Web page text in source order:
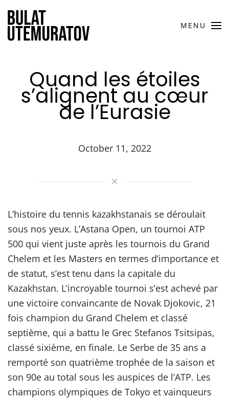
MENU
Quand les étoiles
s’alignent au cœur
de l’Eurasie
October 11, 2022
L’histoire du tennis kazakhstanais se déroulait
sous nos yeux. L’Astana Open, un tournoi ATP
500 qui vient juste après les tournois du Grand
Chelem et les Masters en termes d’importance et
de statut, s’est tenu dans la capitale du
Kazakhstan. L’incroyable tournoi s’est achevé par
une victoire convaincante de Novak Djokovic, 21
fois champion du Grand Chelem et classé
septième, qui a battu le Grec Stefanos Tsitsipas,
classé sixième, en finale. Le Serbe de 35 ans a
remporté son quatrième trophée de la saison et
son 90e au total sous les auspices de l’ATP. Les
champions olympiques de Tokyo et vainqueurs